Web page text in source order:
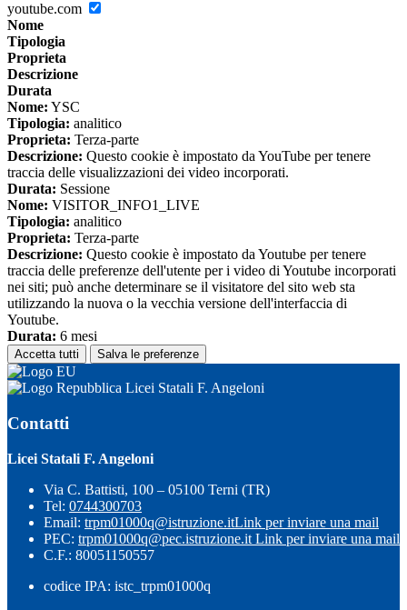
youtube.com
Nome
Tipologia
Proprieta
Descrizione
Durata
Nome: YSC
Tipologia: analitico
Proprieta: Terza-parte
Descrizione: Questo cookie è impostato da YouTube per tenere
traccia delle visualizzazioni dei video incorporati.
Durata: Sessione
Nome: VISITOR_INFO1_LIVE
Tipologia: analitico
Proprieta: Terza-parte
Descrizione: Questo cookie è impostato da Youtube per tenere
traccia delle preferenze dell'utente per i video di Youtube incorporati
nei siti; può anche determinare se il visitatore del sito web sta
utilizzando la nuova o la vecchia versione dell'interfaccia di
Youtube.
Durata: 6 mesi
Accetta tutti Salva le preferenze
Licei Statali F. Angeloni
Contatti
Licei Statali F. Angeloni
Via C. Battisti, 100 – 05100 Terni (TR)
Tel: 0744300703
Email: trpm01000q@istruzione.itLink per inviare una mail
PEC: trpm01000q@pec.istruzione.it Link per inviare una mail
C.F.: 80051150557
codice IPA: istc_trpm01000q